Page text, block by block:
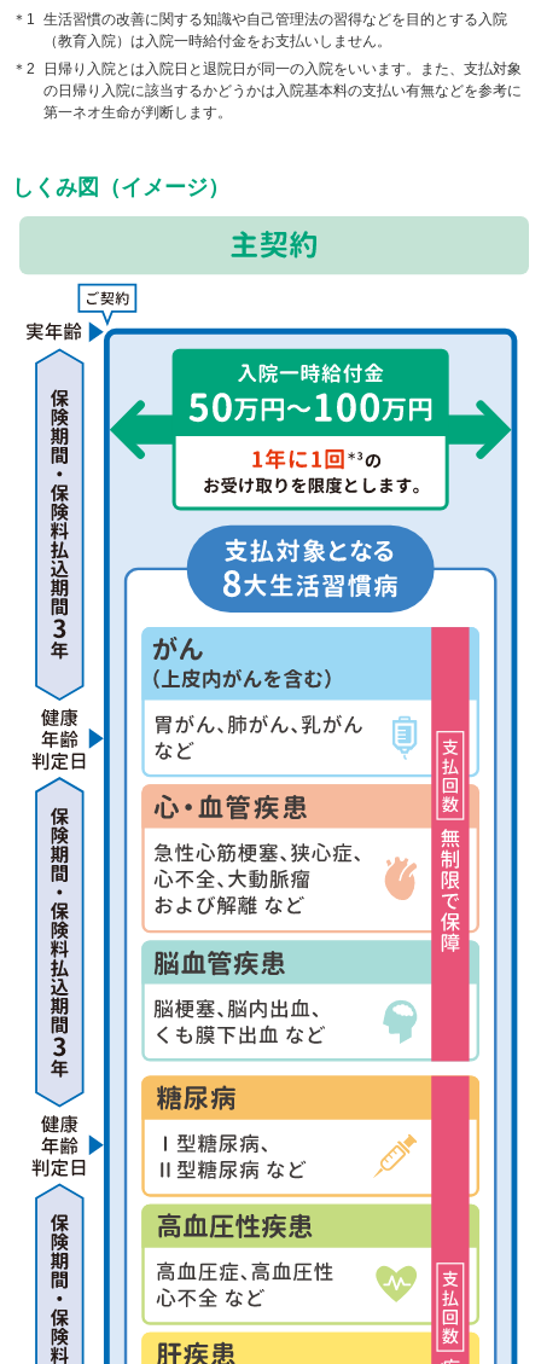
生活習慣の改善に関する知識や自己管理法の習得などを目的とする入院
（教育入院）は入院一時給付金をお支払いしません。
日帰り入院とは入院日と退院日が同一の入院をいいます。また、支払対象
の日帰り入院に該当するかどうかは入院基本料の支払い有無などを参考に
第一ネオ生命が判断します。
しくみ図（イメージ）